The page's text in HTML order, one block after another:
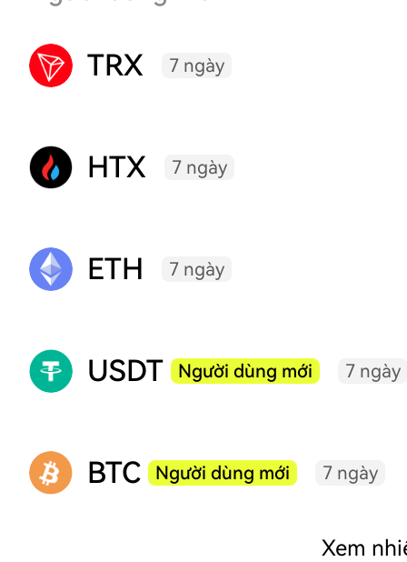
TRX 7 ngày
HTX 7 ngày
ETH 7 ngày
USDT Người dùng mới 7 ngày
BTC Người dùng mới 7 ngày
Xem